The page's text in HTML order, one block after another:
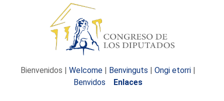
Bienvenidos | Welcome | Benvinguts | Ongi etorri |
Benvidos
Enlaces